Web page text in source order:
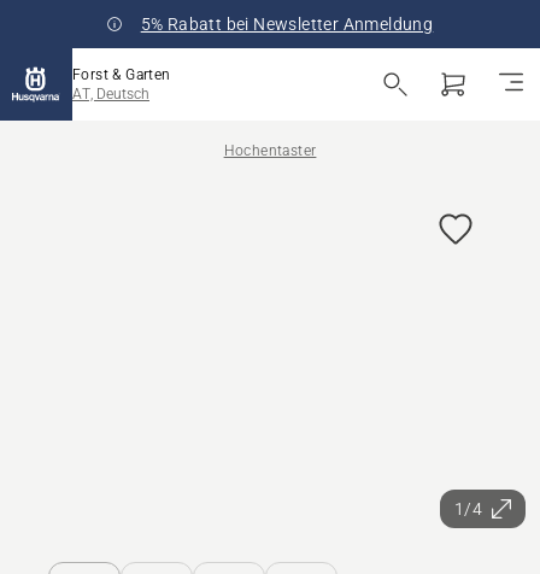
5% Rabatt bei Newsletter Anmeldung
Forst & Garten
AT, Deutsch
Hochentaster
1/4